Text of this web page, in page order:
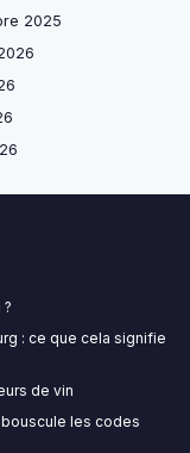
2025
: ce que cela signifie
de vin
les codes